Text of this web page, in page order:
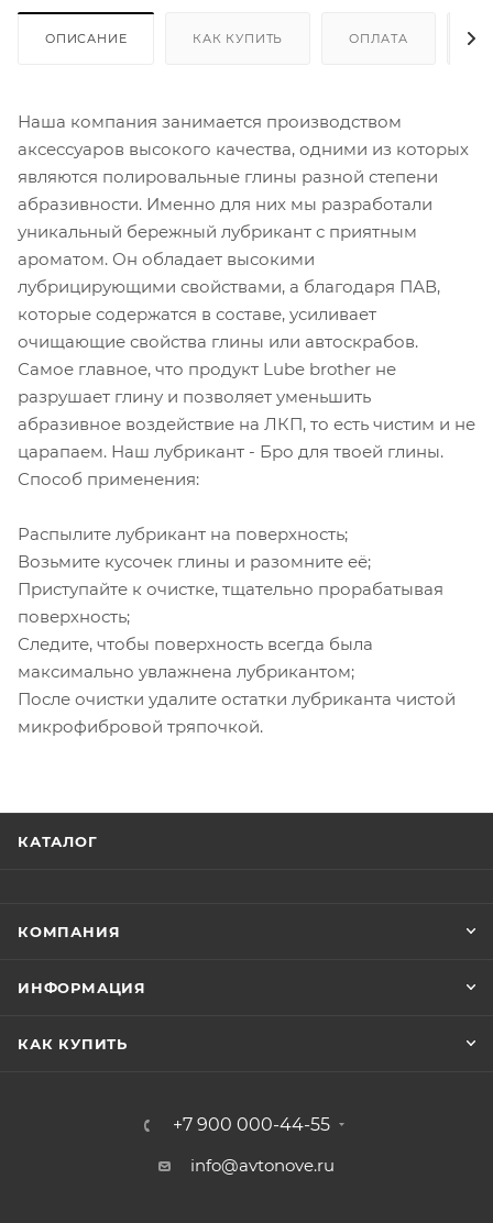
ОПИСАНИЕ КАК КУПИТЬ ОПЛАТА
Наша компания занимается производством
аксессуаров высокого качества, одними из которых
являются полировальные глины разной степени
абразивности. Именно для них мы разработали
уникальный бережный лубрикант с приятным
ароматом. Он обладает высокими
лубрицирующими свойствами, а благодаря ПАВ,
которые содержатся в составе, усиливает
очищающие свойства глины или автоскрабов.
Самое главное, что продукт Lube brother не
разрушает глину и позволяет уменьшить
абразивное воздействие на ЛКП, то есть чистим и не
царапаем. Наш лубрикант - Бро для твоей глины.
Способ применения:
Распылите лубрикант на поверхность;
Возьмите кусочек глины и разомните её;
Приступайте к очистке, тщательно прорабатывая
поверхность;
Следите, чтобы поверхность всегда была
максимально увлажнена лубрикантом;
После очистки удалите остатки лубриканта чистой
микрофибровой тряпочкой.
КАТАЛОГ
КОМПАНИЯ
ИНФОРМАЦИЯ
КАК КУПИТЬ
+7 900 000-44-55
info@avtonove.ru